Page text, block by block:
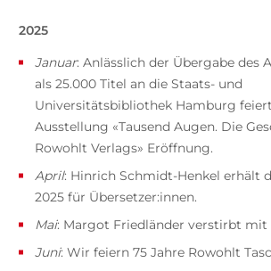
2025
Januar: Anlässlich der Übergabe des
als 25.000 Titel an die Staats- und
Universitätsbibliothek Hamburg
Ausstellung «Tausend Augen. Die
Rowohlt Verlags» Eröffnung.
April: Hinrich Schmidt-Henkel erhält
2025 für Übersetzer:innen.
Mai: Margot Friedländer verstirbt mit
Juni: Wir feiern 75 Jahre Rowohlt